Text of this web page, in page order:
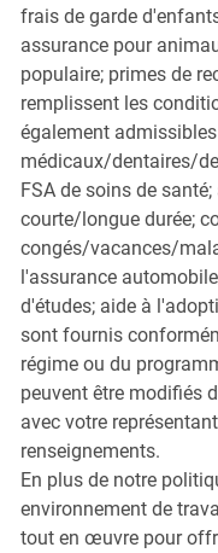
frais de garde
assurance pour
populaire; primes de
remplissent les
également
médicaux/dentaires/
FSA de soins de
courte/longue durée;
congés/vacances/
l'assurance
d'études; aide à
sont fournis
régime ou du
peuvent être modifiés
avec votre
renseignements.
En plus de notre
environnement de
tout en œuvre pour